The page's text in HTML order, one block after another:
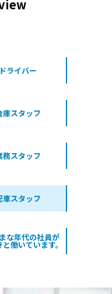
ドライバー
庫スタッフ
務スタッフ
車スタッフ
な年代の社員が
働いています。